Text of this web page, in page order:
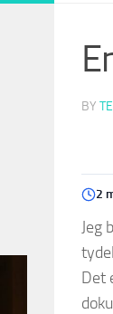
BY
2
Jeg
Det